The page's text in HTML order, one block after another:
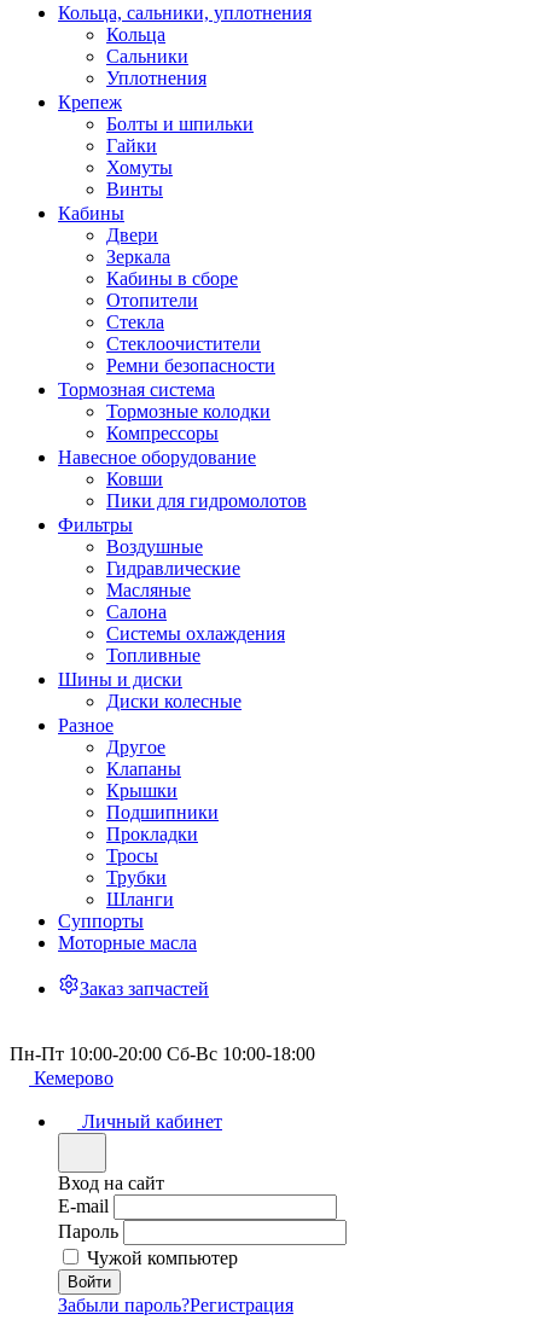
Кольца, сальники, уплотнения
Кольца
Сальники
Уплотнения
Крепеж
Болты и шпильки
Гайки
Хомуты
Винты
Кабины
Двери
Зеркала
Кабины в сборе
Отопители
Стекла
Стеклоочистители
Ремни безопасности
Тормозная система
Тормозные колодки
Компрессоры
Навесное оборудование
Ковши
Пики для гидромолотов
Фильтры
Воздушные
Гидравлические
Масляные
Салона
Системы охлаждения
Топливные
Шины и диски
Диски колесные
Разное
Другое
Клапаны
Крышки
Подшипники
Прокладки
Тросы
Трубки
Шланги
Суппорты
Моторные масла
Заказ запчастей
Пн-Пт 10:00-20:00 Сб-Вс 10:00-18:00
Кемерово
Личный кабинет
Вход на сайт
E-mail
Пароль
Чужой компьютер
Забыли пароль?Регистрация